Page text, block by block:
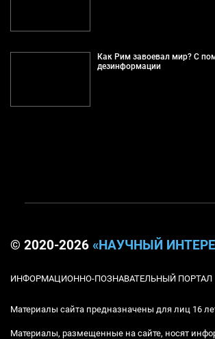
Как Рим завоевал мир? С
дезинформации
© 2020-2026 «НАУЧНЫЙ
ИНФОРМАЦИОННО-ПОЗНАВАТЕЛЬНЫЙ ПОРТАЛ
Материалы сайта предназначены для лиц 16
Материалы, размещенные на сайте, носят